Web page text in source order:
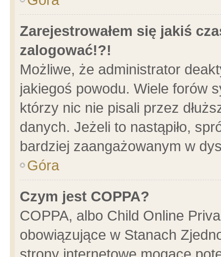
Zarejestrowałem się jakiś
zalogować!?!
Możliwe, że administrator
jakiegoś powodu. Wiele forów
którzy nic nie pisali przez
danych. Jeżeli to nastąpiło,
bardziej zaangażowanym w
Góra
Czym jest COPPA?
COPPA, albo Child Online
obowiązujące w Stanach